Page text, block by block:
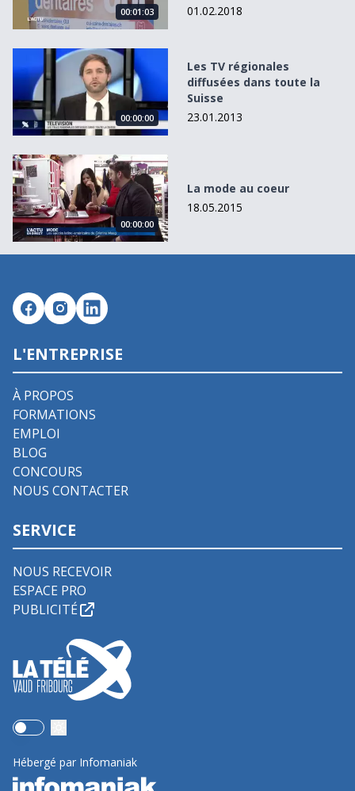
00:01:03
01.02.2018
Les TV régionales diffusées dans toute la Suisse
00:00:00
Les TV régionales
diffusées dans toute la
Suisse
23.01.2013
La mode au coeur
00:00:00
La mode au coeur
18.05.2015
L'ENTREPRISE
À PROPOS
FORMATIONS
EMPLOI
BLOG
CONCOURS
NOUS CONTACTER
SERVICE
NOUS RECEVOIR
ESPACE PRO
PUBLICITÉ
Use setting
Hébergé par Infomaniak